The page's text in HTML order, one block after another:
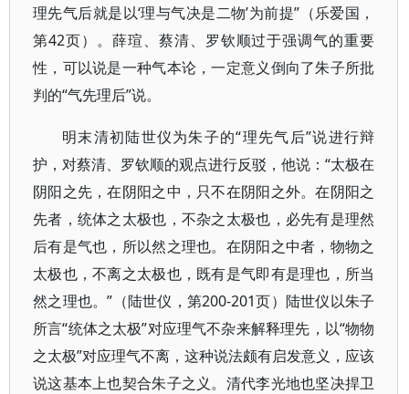
理先气后就是以‘理与气决是二物’为前提”（乐爱国，
第42页）。薛瑄、蔡清、罗钦顺过于强调气的重要
性，可以说是一种气本论，一定意义倒向了朱子所批
判的“气先理后”说。
明末清初陆世仪为朱子的“理先气后”说进行辩
护，对蔡清、罗钦顺的观点进行反驳，他说：“太极在
阴阳之先，在阴阳之中，只不在阴阳之外。在阴阳之
先者，统体之太极也，不杂之太极也，必先有是理然
后有是气也，所以然之理也。在阴阳之中者，物物之
太极也，不离之太极也，既有是气即有是理也，所当
然之理也。”（陆世仪，第200-201页）陆世仪以朱子
所言“统体之太极”对应理气不杂来解释理先，以“物物
之太极”对应理气不离，这种说法颇有启发意义，应该
说这基本上也契合朱子之义。清代李光地也坚决捍卫